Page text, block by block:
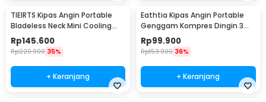
TIEIRTS Kipas Angin Portable
Bladeless Neck Mini Cooling
Fan 5000mAh - H12
Rp145.600
Rp220.900 35%
+ Keranjang
Eathtia Kipas Angin Portable
Genggam Kompres Dingin 3
Speed 2200mAh - WX-622
Rp99.900
Rp153.900 36%
+ Keranjang